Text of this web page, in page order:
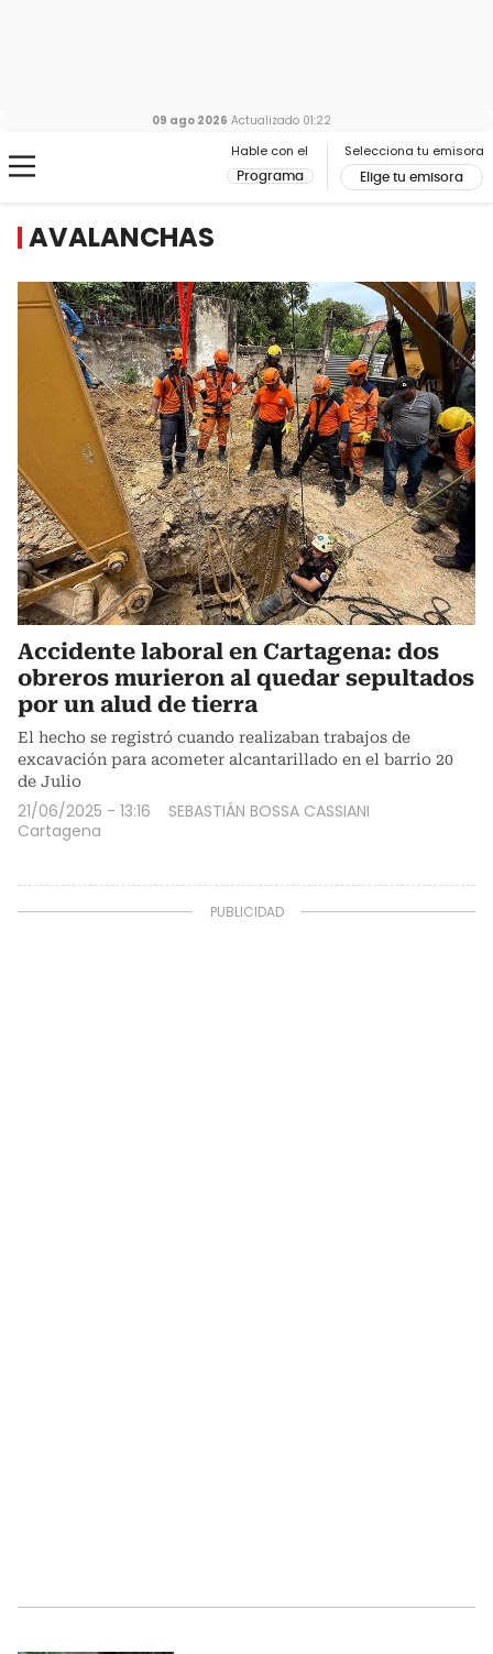
Hable con el
Programa
Selecciona tu emisora
Elige tu emisora
09 ago 2026 Actualizado 01:22
AVALANCHAS
Accidente laboral en Cartagena: dos
obreros murieron al quedar sepultados
por un alud de tierra
El hecho se registró cuando realizaban trabajos de
excavación para acometer alcantarillado en el barrio 20
de Julio
21/06/2025 - 13:16
SEBASTIÁN BOSSA CASSIANI
Cartagena